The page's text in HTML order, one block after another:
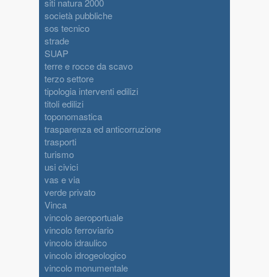
società pubbliche
sos tecnico
strade
SUAP
terre e rocce da scavo
terzo settore
tipologia interventi edilizi
titoli edilizi
toponomastica
trasparenza ed anticorruzione
trasporti
turismo
usi civici
vas e via
verde privato
Vinca
vincolo aeroportuale
vincolo ferroviario
vincolo idraulico
vincolo idrogeologico
vincolo monumentale